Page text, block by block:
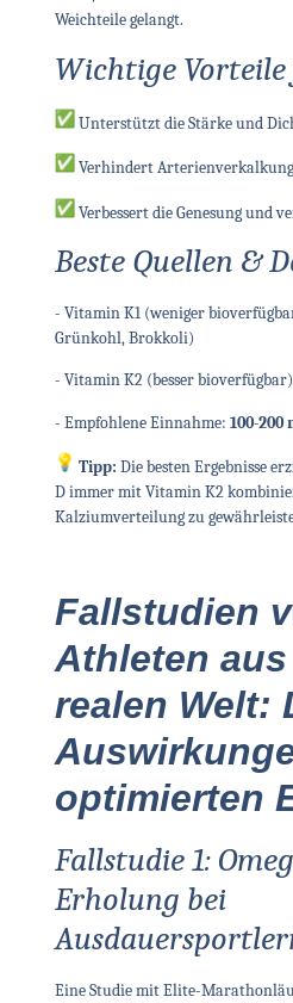
Weichteile gelangt.
Wichtige
Unterstützt die Stärke und
Verhindert Arterienverkalkung
Verbessert die Genesung und
Beste Quellen &
- Vitamin K1 (weniger
Grünkohl, Brokkoli)
- Vitamin K2 (besser
- Empfohlene Einnahme: 100-200
Tipp: Die besten Ergebnisse
D immer mit Vitamin K2
Kalziumverteilung zu
Fallstudien
Athleten
realen Welt:
optimierten
Fallstudie 1:
Erholung bei
Eine Studie mit Elite-